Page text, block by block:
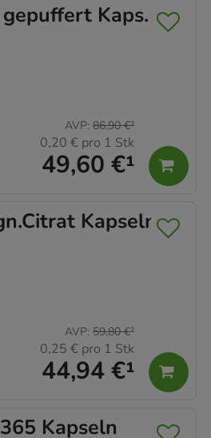
Kaps.
49,60 €¹
AVP: 86,90 €²
0,20 € pro 1 Stk
Kapseln
44,94 €¹
AVP: 59,80 €²
0,25 € pro 1 Stk
Kapseln